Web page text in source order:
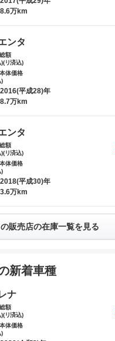
8.6万km
ンタ
額
)(リ済込)
体価格
)
2016(平成28)年
8.7万km
ンタ
額
)(リ済込)
体価格
)
2018(平成30)年
3.6万km
販売店の在庫一覧を見る
新着車種
ナ
額
)(リ済込)
体価格
)